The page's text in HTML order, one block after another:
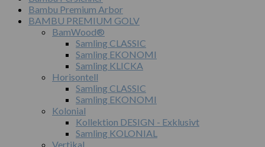
Bambu Premium Arbor
BAMBU PREMIUM GOLV
BamWood®
Samling CLASSIC
Samling EKONOMI
Samling KLICKA
Horisontell
Samling CLASSIC
Samling EKONOMI
Kolonial
Kollektion DESIGN - Exklusivt
Samling KOLONIAL
Vertikal